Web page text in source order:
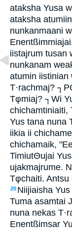
ataksha Yusa
ataksha
nunkanmaani
iistajrum tusan
nunkanam
atumin iistinian
T·rachmaj?
Tφmiaj? ┐Wi
chichamtiniaiti,
Yus tana nuna
iikia ii
chichamaik,
TimiutΘujai
ujakmajrume.
Tφchaiti. Antsu
20 Niijiaisha
Tuma asamtai
nuna nekas
Enentßimsar